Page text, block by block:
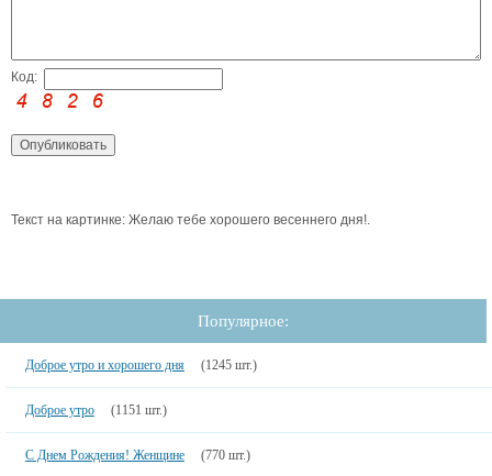
Код:
Текст на картинке: Желаю тебе хорошего весеннего дня!.
Популярное:
Доброе утро и хорошего дня (1245 шт.)
Доброе утро (1151 шт.)
С Днем Рождения! Женщине (770 шт.)